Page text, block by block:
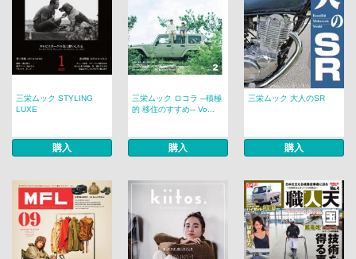
三栄ムック STYLING
LUXE
購入
三栄ムック ロコラ ─積極
的 移住のすすめ─ Vo...
購入
三栄ムック 大人のSR
購入